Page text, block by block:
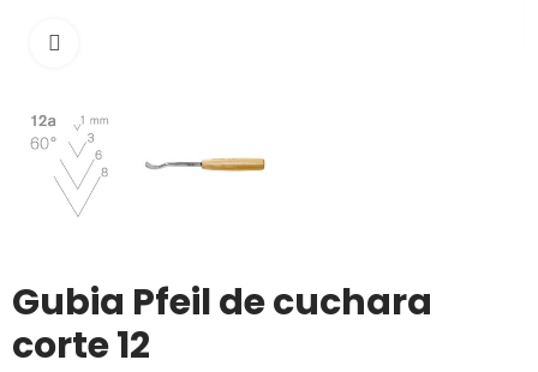
Gubia Pfeil de cuchara
corte 12